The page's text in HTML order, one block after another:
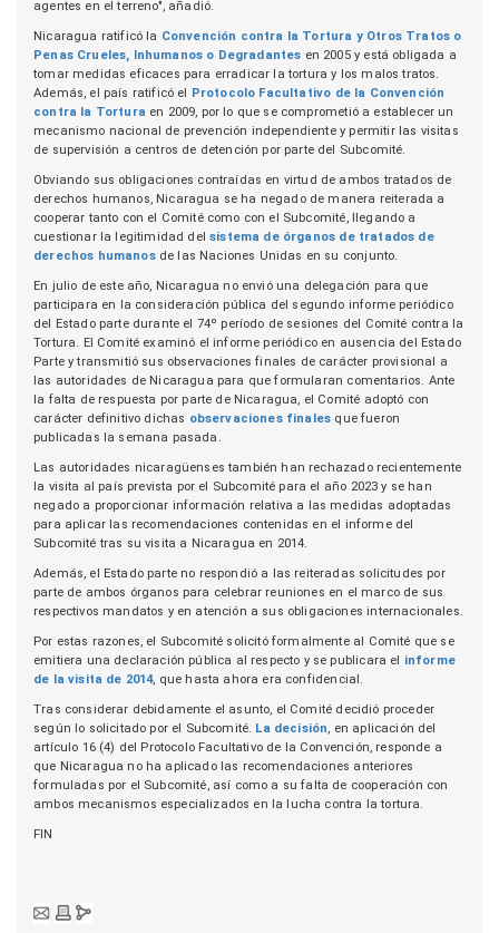
agentes en el terreno", añadió.
Nicaragua ratificó la Convención contra la Tortura y Otros Tratos o
Penas Crueles, Inhumanos o Degradantes en 2005 y está obligada a
tomar medidas eficaces para erradicar la tortura y los malos tratos.
Además, el país ratificó el Protocolo Facultativo de la Convención
contra la Tortura en 2009, por lo que se comprometió a establecer un
mecanismo nacional de prevención independiente y permitir las visitas
de supervisión a centros de detención por parte del Subcomité.
Obviando sus obligaciones contraídas en virtud de ambos tratados de
derechos humanos, Nicaragua se ha negado de manera reiterada a
cooperar tanto con el Comité como con el Subcomité, llegando a
cuestionar la legitimidad delsistema de órganos de tratados de
derechos humanosde las Naciones Unidas en su conjunto.
En julio de este año, Nicaragua no envió una delegación para que
participara en la consideración pública del segundo informe periódico
del Estado parte durante el 74º período de sesiones del Comité contra la
Tortura. El Comité examinó el informe periódico en ausencia del Estado
Parte y transmitió sus observaciones finales de carácter provisional a
las autoridades de Nicaragua para que formularan comentarios. Ante
la falta de respuesta por parte de Nicaragua, el Comité adoptó con
carácter definitivo dichas observaciones finales que fueron
publicadas la semana pasada.
Las autoridades nicaragüenses también han rechazado recientemente
la visita al país prevista por el Subcomité para el año 2023 y se han
negado a proporcionar información relativa a las medidas adoptadas
para aplicar las recomendaciones contenidas en el informe del
Subcomité tras su visita a Nicaragua en 2014.
Además, el Estado parte no respondió a las reiteradas solicitudes por
parte de ambos órganos para celebrar reuniones en el marco de sus
respectivos mandatos y en atención a sus obligaciones internacionales.
Por estas razones, el Subcomité solicitó formalmente al Comité que se
emitiera una declaración pública al respecto y se publicara el informe
de la visita de 2014, que hasta ahora era confidencial.
Tras considerar debidamente el asunto, el Comité decidió proceder
según lo solicitado por el Subcomité. La decisión, en aplicación del
artículo 16 (4) del Protocolo Facultativo de la Convención, responde a
que Nicaragua no ha aplicado las recomendaciones anteriores
formuladas por el Subcomité, así como a su falta de cooperación con
ambos mecanismos especializados en la lucha contra la tortura.
FIN